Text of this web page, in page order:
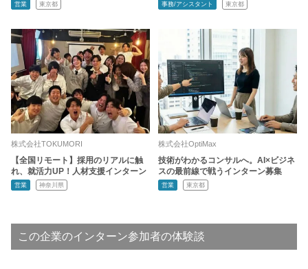
営業 東京都 事務/アシスタント 東京都
株式会社TOKUMORI
【全国リモート】採用のリアルに触
れ、就活力UP！人材支援インターン
営業 神奈川県
株式会社OptiMax
技術がわかるコンサルへ。AI×ビジネ
スの最前線で戦うインターン募集
営業 東京都
この企業のインターン参加者の体験談